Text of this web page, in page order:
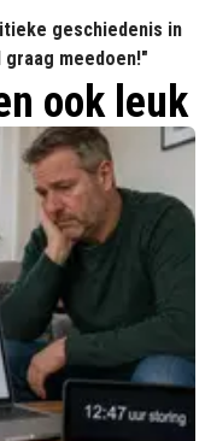
geschiedenis in
graag meedoen!"
ook leuk